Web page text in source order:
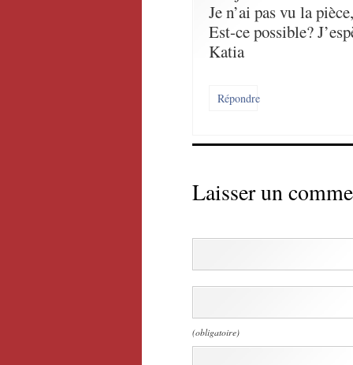
Je n’ai pas vu la
Est-ce possible?
Katia
Répondre
Laisser un
(obligatoire)